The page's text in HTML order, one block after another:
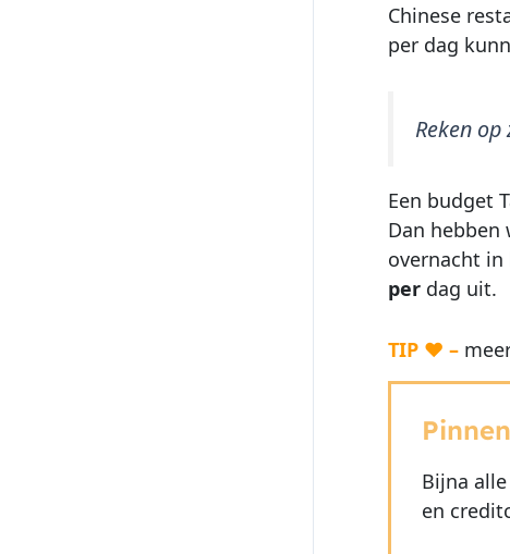
Chinese
per dag
Reken
Een budget
Dan hebben
overnacht in
per dag uit.
TIP ♥ –
Pinnen
Bijna
en